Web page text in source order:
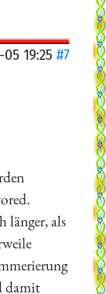
19:25 #7
länger, als
damit